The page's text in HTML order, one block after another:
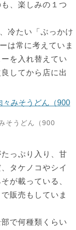
、楽しみの１つ
冷たい「ぶっかけ
は常に考えていま
を入れ替えてい
してから店に出
そうどん（900
っぷり入り、甘
タケノコやシイ
が載っている、
販売もしていま
で何種類くらい